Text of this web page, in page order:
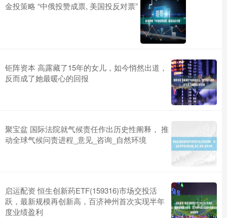
金投策略 “中俄投赞成票, 美国投反对票”
钜阵资本 高露藏了15年的女儿，如今悄然出道，
反而成了她最暖心的回报
聚宝盆 国际法院就气候责任作出历史性阐释， 推
动全球气候问责进程_意见_咨询_自然环境
启运配资 恒生创新药ETF(159316)市场交投活
跃，最新规模再创新高，百济神州首次实现半年
度业绩盈利